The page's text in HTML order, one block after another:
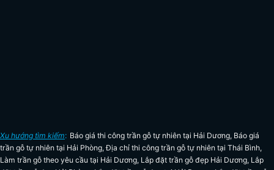
Xu hướng tìm kiếm: Báo giá thi công trần gỗ tự nhiên tại Hải Dương, Báo giá
trần gỗ tự nhiên tại Hải Phòng,Địa chỉ thi công trần gỗ tự nhiên tại Thái Bình,
Làm trần gỗ theo yêu cầu tại Hải Dương, Lắp đặt trần gỗ đẹp Hải Dương, Lắp